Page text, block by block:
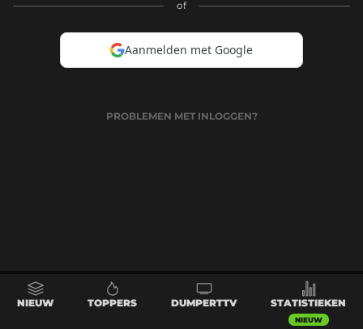
of
Aanmelden met Google
PROBLEMEN MET INLOGGEN?
NIEUW TOPPERS DUMPERTTV STATISTIEKEN
NIEUW